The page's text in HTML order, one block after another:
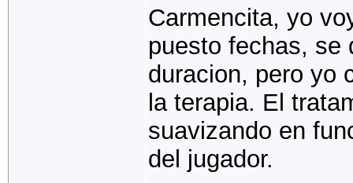
Carmencita, yo
puesto fechas, se
duracion, pero yo
la terapia. El
suavizando en
del jugador.